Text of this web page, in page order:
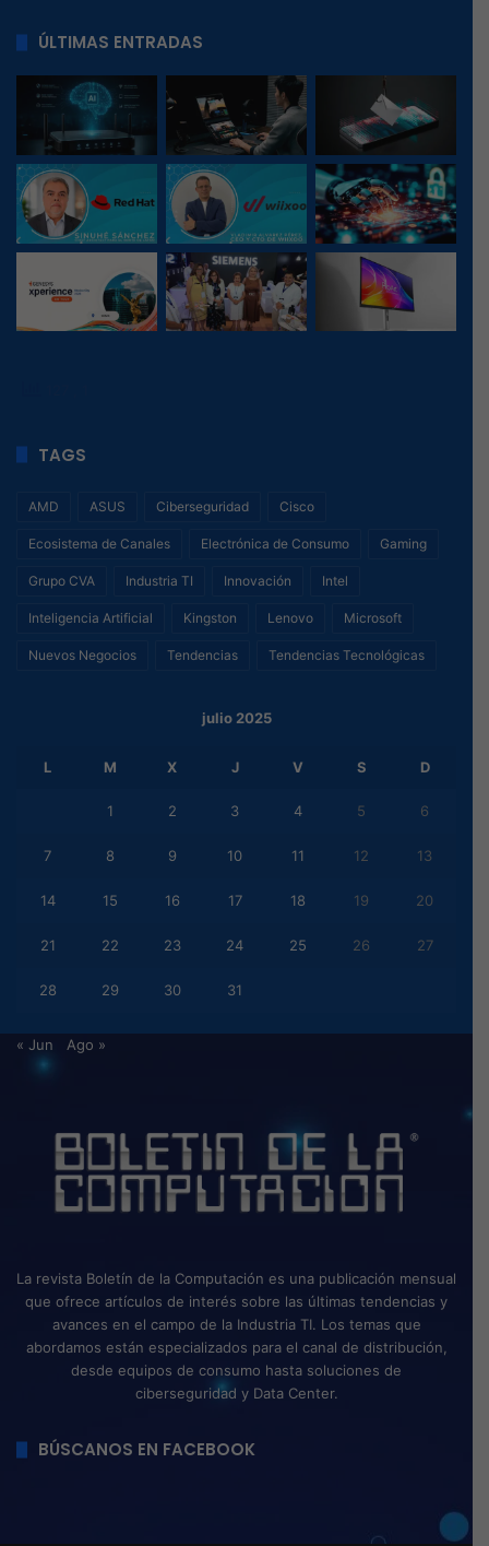
ÚLTIMAS ENTRADAS
TAGS
AMD ASUS Ciberseguridad Cisco
Ecosistema de Canales Electrónica de Consumo Gaming
Grupo CVA Industria TI Innovación Intel
Inteligencia Artificial Kingston Lenovo Microsoft
Nuevos Negocios Tendencias Tendencias Tecnológicas
julio 2025
L M X J V S D
1 2 3 4 5 6
7 8 9 10 11 12 13
14 15 16 17 18 19 20
21 22 23 24 25 26 27
28 29 30 31
« Jun Ago »
La revista Boletín de la Computación es una publicación mensual
que ofrece artículos de interés sobre las últimas tendencias y
avances en el campo de la Industria TI. Los temas que
abordamos están especializados para el canal de distribución,
desde equipos de consumo hasta soluciones de
ciberseguridad y Data Center.
BÚSCANOS EN FACEBOOK